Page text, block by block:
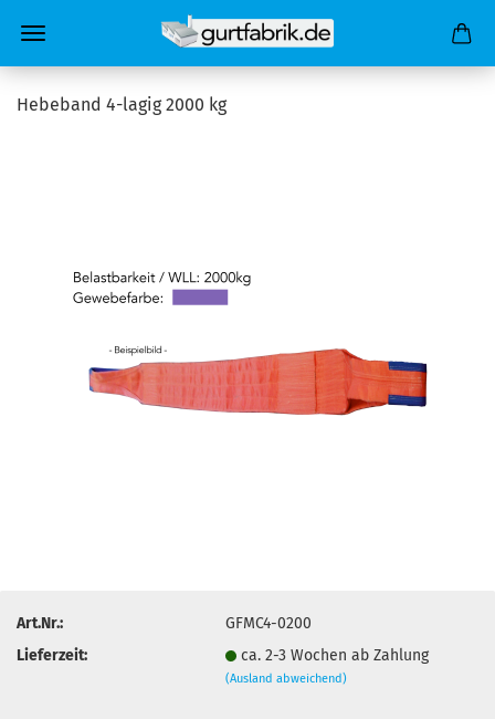
Hebeband 4-lagig 2000 kg
Art.Nr.:
GFMC4-0200
Lieferzeit:
ca. 2-3 Wochen ab Zahlung
(Ausland abweichend)